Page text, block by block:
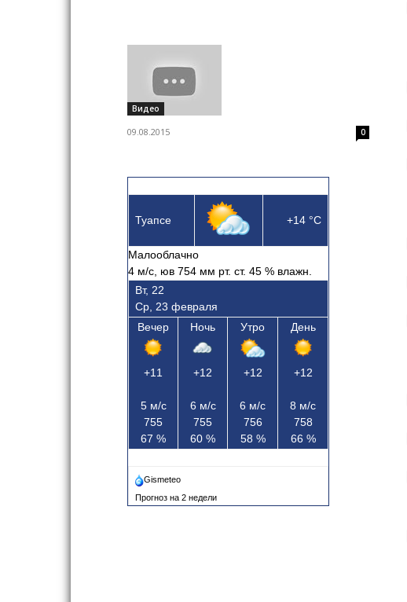
Видео
09.08.2015 0
Туапсе +14 °C
Малооблачно
4 м/с, юв 754 мм рт. ст. 45 % влажн.
Вт, 22
Ср, 23 февраля
Вечер
+11
5 м/с
755
67 %
Ночь
+12
6 м/с
755
60 %
Утро
+12
6 м/с
756
58 %
День
+12
8 м/с
758
66 %